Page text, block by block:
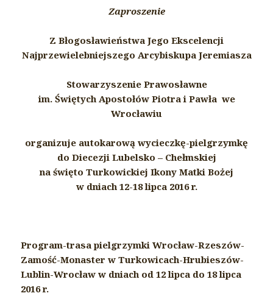
Zaproszenie
Z Błogosławieństwa Jego Ekscelencji
Najprzewielebniejszego Arcybiskupa Jeremiasza
Stowarzyszenie Prawosławne
im. Świętych Apostołów Piotra i Pawła we
Wrocławiu
organizuje autokarową wycieczkę-pielgrzymkę
do Diecezji Lubelsko – Chełmskiej
na święto Turkowickiej Ikony Matki Bożej
w dniach 12-18 lipca 2016 r.
Program-trasa pielgrzymki Wrocław-Rzeszów-
Zamość-Monaster w Turkowicach-Hrubieszów-
Lublin-Wrocław w dniach od 12 lipca do 18 lipca
2016 r.